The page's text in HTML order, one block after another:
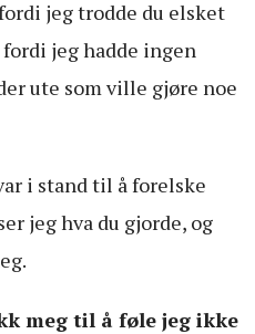
jeg trodde du elsket
jeg hadde ingen
ute som ville gjøre noe
i stand til å forelske
jeg hva du gjorde, og
meg til å føle jeg ikke